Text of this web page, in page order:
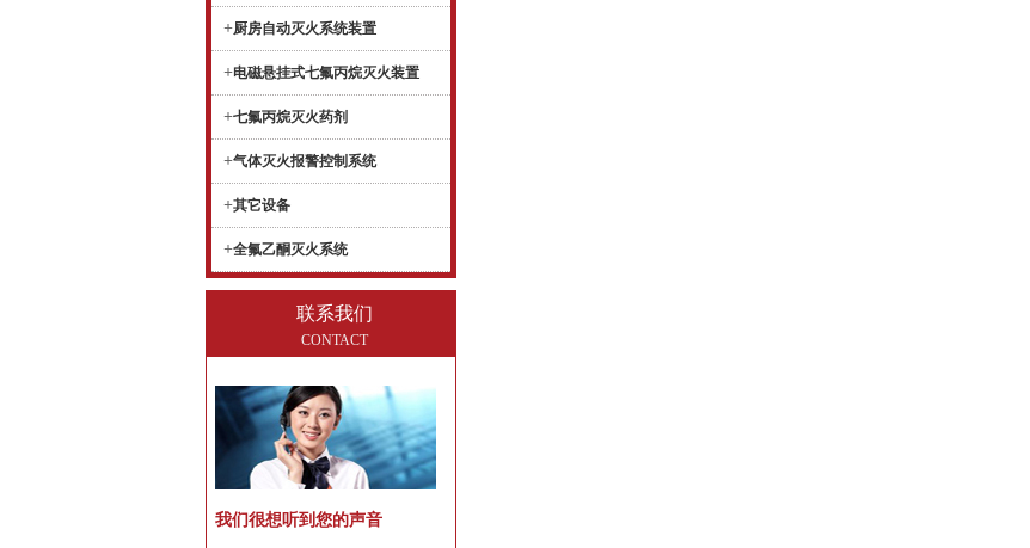
+厨房自动灭火系统装置
+电磁悬挂式七氟丙烷灭火装置
+七氟丙烷灭火药剂
+气体灭火报警控制系统
+其它设备
+全氟乙酮灭火系统
联系我们
CONTACT
我们很想听到您的声音